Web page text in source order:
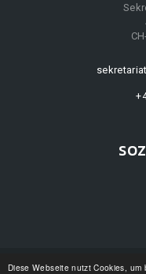
Diese Webseite nutzt Cookies, um
SWISSPOOL©